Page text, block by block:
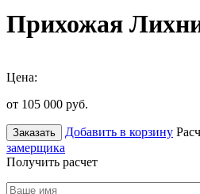
Прихожая
Цена:
от 105 000 руб.
Заказать Добавить в корзину
замерщика
Получить расчет